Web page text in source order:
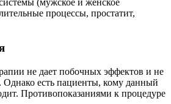
(мужское и женское
процессы, простатит,
не дает побочных эффектов и не
Однако есть пациенты, кому данный
Противопоказаниями к процедуре